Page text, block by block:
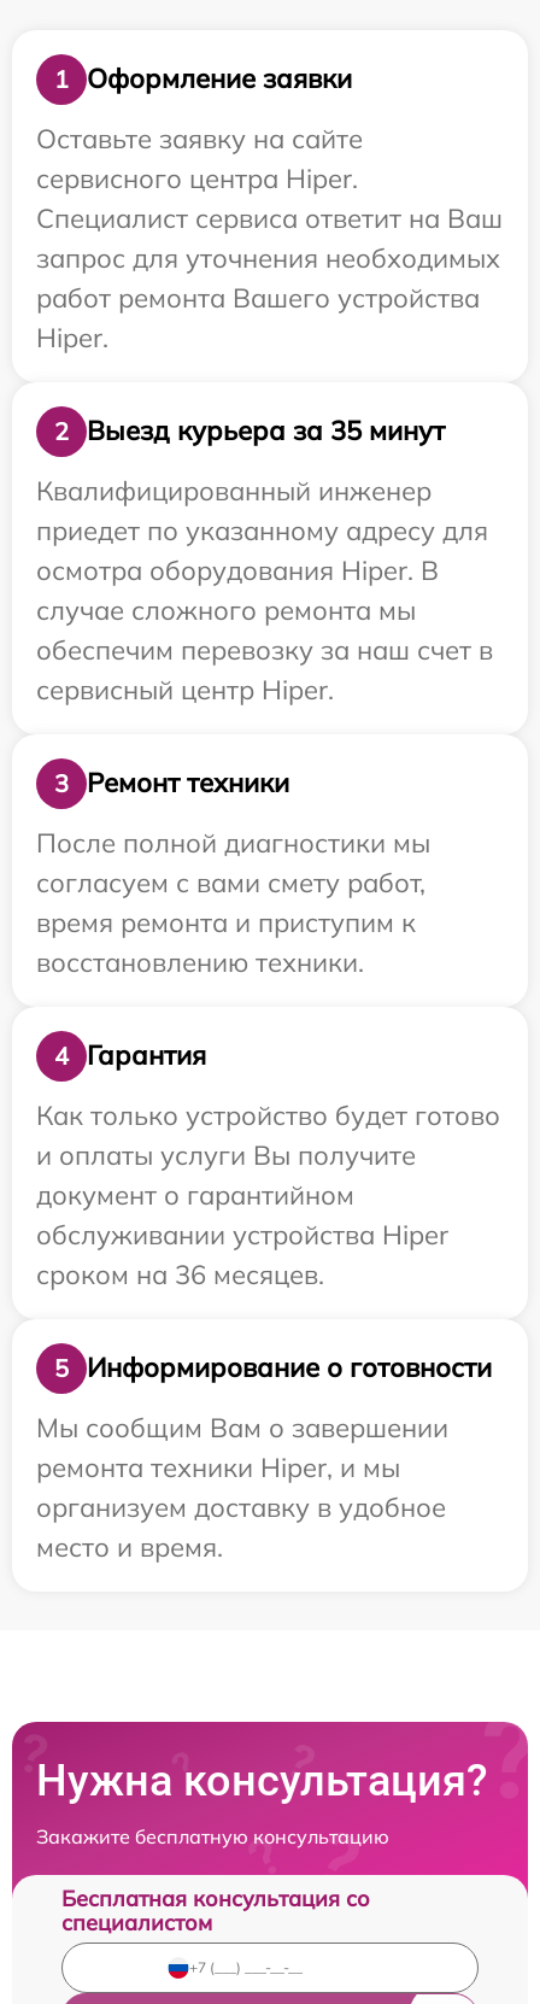
1
Оформление заявки
Оставьте заявку на сайте
сервисного центра Hiper.
Специалист сервиса ответит на Ваш
запрос для уточнения необходимых
работ ремонта Вашего устройства
Hiper.
2
Выезд курьера за 35 минут
Квалифицированный инженер
приедет по указанному адресу для
осмотра оборудования Hiper. В
случае сложного ремонта мы
обеспечим перевозку за наш счет в
сервисный центр Hiper.
3
Ремонт техники
После полной диагностики мы
согласуем с вами смету работ,
время ремонта и приступим к
восстановлению техники.
4
Гарантия
Как только устройство будет готово
и оплаты услуги Вы получите
документ о гарантийном
обслуживании устройства Hiper
сроком на 36 месяцев.
5
Информирование о готовности
Мы сообщим Вам о завершении
ремонта техники Hiper, и мы
организуем доставку в удобное
место и время.
Нужна консультация?
Закажите бесплатную консультацию
Бесплатная консультация со
специалистом